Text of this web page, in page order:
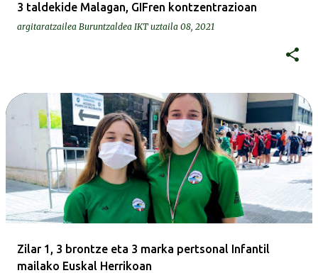
3 taldekide Malagan, GIFren kontzentrazioan
argitaratzailea Buruntzaldea IKT uztaila 08, 2021
Zilar 1, 3 brontze eta 3 marka pertsonal Infantil
mailako Euskal Herrikoan